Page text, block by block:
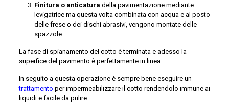
Finitura o anticatura della pavimentazione mediante
levigatrice ma questa volta combinata con acqua e al posto
delle frese o dei dischi abrasivi, vengono montate delle
spazzole.
La fase di spianamento del cotto è terminata e adesso la
superfice del pavimento è perfettamente in linea.
In seguito a questa operazione è sempre bene eseguire un
trattamento per impermeabilizzare il cotto rendendolo immune ai
liquidi e facile da pulire.